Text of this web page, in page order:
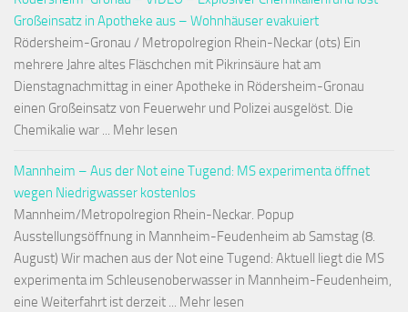
Großeinsatz in Apotheke aus – Wohnhäuser evakuiert
Rödersheim-Gronau / Metropolregion Rhein-Neckar (ots) Ein
mehrere Jahre altes Fläschchen mit Pikrinsäure hat am
Dienstagnachmittag in einer Apotheke in Rödersheim-Gronau
einen Großeinsatz von Feuerwehr und Polizei ausgelöst. Die
Chemikalie war ... Mehr lesen
Mannheim – Aus der Not eine Tugend: MS experimenta öffnet
wegen Niedrigwasser kostenlos
Mannheim/Metropolregion Rhein-Neckar. Popup
Ausstellungsöffnung in Mannheim-Feudenheim ab Samstag (8.
August) Wir machen aus der Not eine Tugend: Aktuell liegt die MS
experimenta im Schleusenoberwasser in Mannheim-Feudenheim,
eine Weiterfahrt ist derzeit ... Mehr lesen